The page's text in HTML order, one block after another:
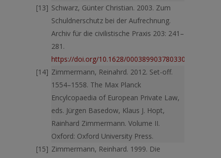
Schwarz, Günter Christian. 2003. Zum
Schuldnerschutz bei der Aufrechnung.
Archiv für die civilistische Praxis 203: 241–
281.
https://doi.org/10.1628/000389903780330232
Zimmermann, Reinahrd. 2012. Set-off.
1554–1558. The Max Planck
Encylcopaedia of European Private Law,
eds. Jürgen Basedow, Klaus J. Hopt,
Rainhard Zimmermann. Volume II.
Oxford: Oxford University Press.
Zimmermann, Reinhard. 1999. Die